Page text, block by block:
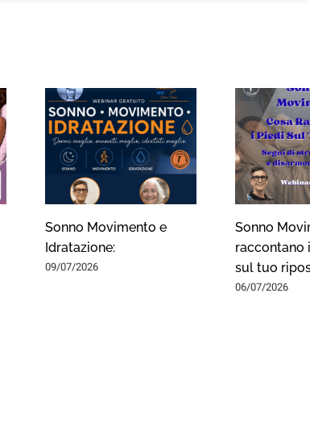
Sonno Movimento e
Idratazione:
09/07/2026
Sonno
raccontano
sul tuo
06/07/2026